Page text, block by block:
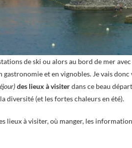
de ski ou alors au bord de mer
gastronomie et en vignobles. Je vais donc
des lieux à visiterdans ce beau
diversité (et les fortes chaleurs en été).
lieux à visiter, où manger, les